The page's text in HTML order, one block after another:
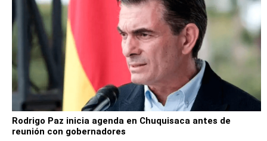
Rodrigo Paz inicia agenda en Chuquisaca antes de
reunión con gobernadores